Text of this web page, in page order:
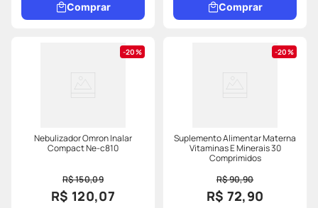
Comprar Comprar
20%
Nebulizador Omron Inalar
Compact Ne-c810
R$ 150,09
R$ 120,07
20%
Suplemento Alimentar Materna
Vitaminas E Minerais 30
Comprimidos
R$ 90,90
R$ 72,90